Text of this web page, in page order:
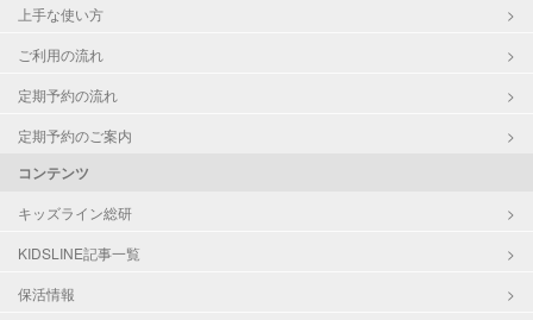
上手な使い方
ご利用の流れ
定期予約の流れ
定期予約のご案内
コンテンツ
キッズライン総研
KIDSLINE記事一覧
保活情報